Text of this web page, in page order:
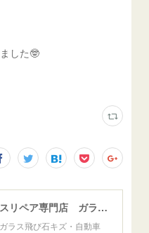
した🤓
ウインドガラスリペア専門店 ガラスリペア・ヨシダ グラスウェルドジャパン 正規施工店 小松市
ラス飛び石キズ・自動車